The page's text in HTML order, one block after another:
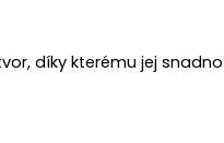
díky kterému jej